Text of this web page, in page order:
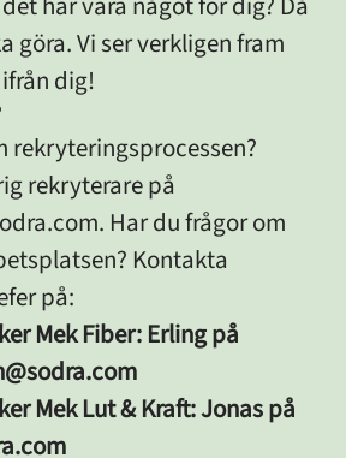
göra. Vi ser verkligen fram
dig!
rekryteringsprocessen?
rekryterare på
Har du frågor om
Kontakta
på:
Mek Fiber: Erling på
Mek Lut & Kraft: Jonas på